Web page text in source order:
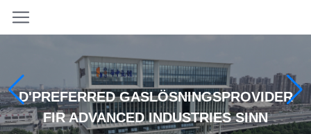
D'PREFERRED GASLÖSNINGSPROVIDER
FIR ADVANCED INDUSTRIES SINN